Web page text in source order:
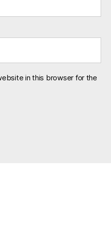
in this browser for the